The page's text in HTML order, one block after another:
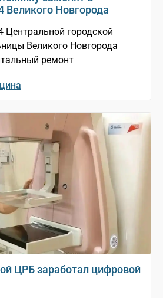
Великого Новгорода
Центральной городской
Великого Новгорода
ремонт
ЦРБ заработал цифровой